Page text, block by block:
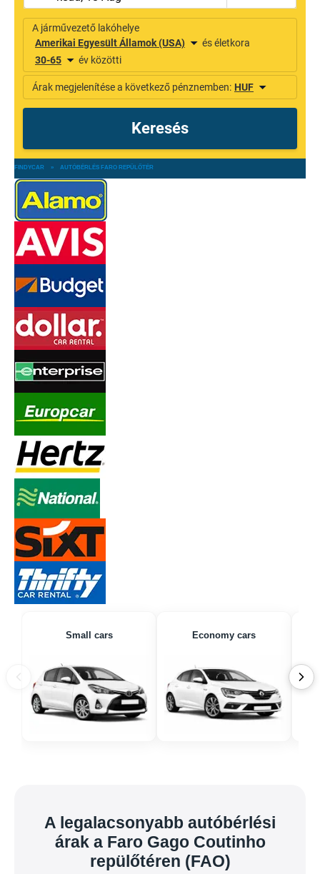
FINDYCAR » AUTÓBÉRLÉS FARO REPÜLŐTÉR
Small cars Economy cars
A legalacsonyabb autóbérlési
árak a Faro Gago Coutinho
repülőtéren (FAO)